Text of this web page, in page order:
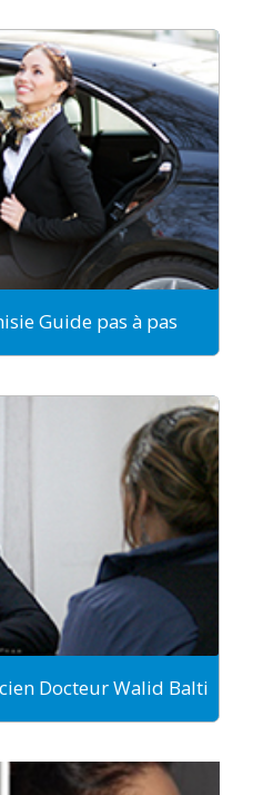
Guide pas à pas
Docteur Walid Balti